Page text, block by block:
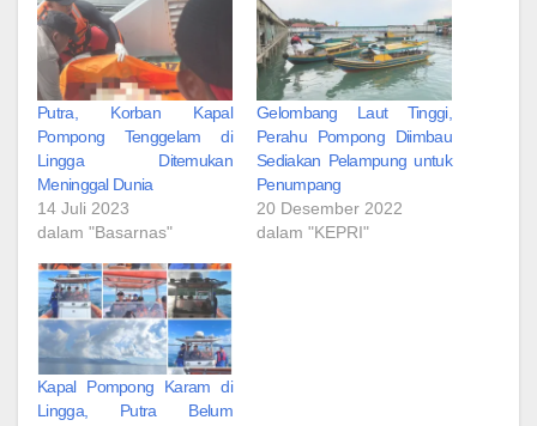
Putra, Korban Kapal
Pompong Tenggelam di
Lingga Ditemukan
Meninggal Dunia
14 Juli 2023
dalam "Basarnas"
Gelombang Laut Tinggi,
Perahu Pompong Diimbau
Sediakan Pelampung untuk
Penumpang
20 Desember 2022
dalam "KEPRI"
Kapal Pompong Karam di
Lingga, Putra Belum